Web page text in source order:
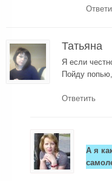
Татьяна
Я если
Пойду
Ответить
А я